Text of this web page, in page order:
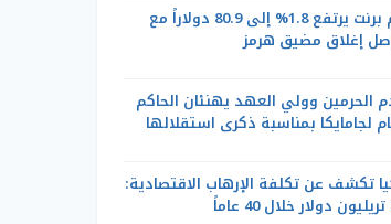
خام برنت يرتفع 1.8% إلى 80.9 دولاراً مع
إغلاق مضيق هرمز
الحرمين وولي العهد يهنئان الحاكم
لجامايكا بمناسبة ذكرى استقلالها
تكشف عن تكلفة الإرهاب الاقتصادية: